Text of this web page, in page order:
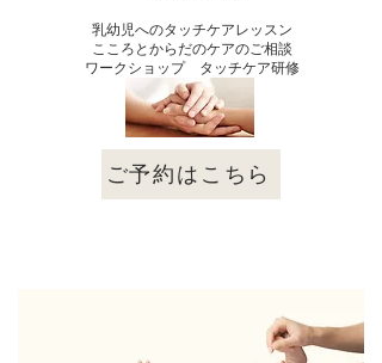
​乳幼児へのタッチケアレッスン
こころとからだのケアのご相談
​ワークショップ タッチケア研修
ご予約はこちら